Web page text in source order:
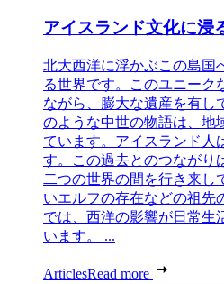
アイスランド文化に浸
北大西洋に浮かぶこの島国
る世界です。このユニーク
ながら、膨大な遺産を有し
のような中世の物語は、地
ています。アイスランド人
す。この過去とのつながり
二つの世界の間を行き来し
いエルフの存在などの祖先
では、西洋の影響が日常生
います。 ...
ArticlesRead more